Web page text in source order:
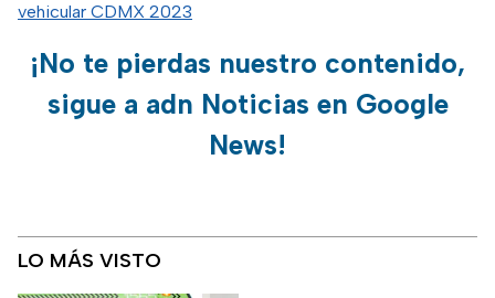
vehicular CDMX 2023
¡No te pierdas nuestro contenido,
sigue a adn Noticias en Google
News!
LO MÁS VISTO